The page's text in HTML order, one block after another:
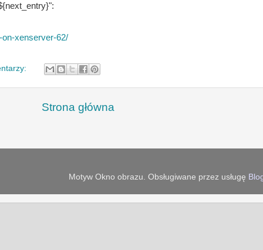
on-xenserver-62/
Strona główna
Motyw Okno obrazu. Obsługiwane przez usługę